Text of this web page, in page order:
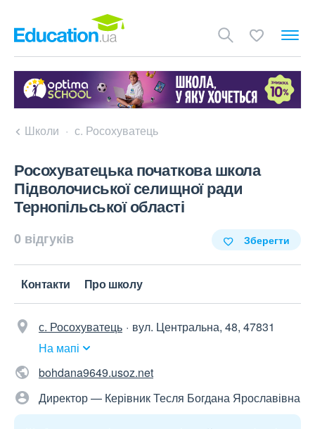
Школи с. Росохуватець
Росохуватецька початкова школа
Підволочиської селищної ради
Тернопільської області
0 відгуків Зберегти
Контакти Про школу
с. Росохуватець
вул. Центральна, 48, 47831
На мапі
bohdana9649.usoz.net
Директор — Керівник Тесля Богдана Ярославівна